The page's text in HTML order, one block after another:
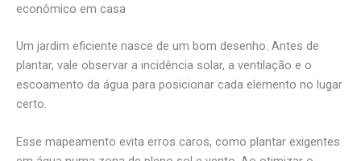
econômico em casa
Um jardim eficiente nasce de um bom desenho. Antes de
plantar, vale observar a incidência solar, a ventilação e o
escoamento da água para posicionar cada elemento no lugar
certo.
Esse mapeamento evita erros caros, como plantar exigentes